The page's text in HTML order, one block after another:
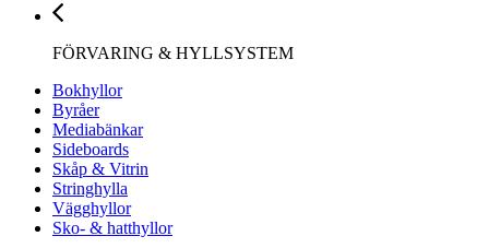
FÖRVARING & HYLLSYSTEM
Bokhyllor
Byråer
Mediabänkar
Sideboards
Skåp & Vitrin
Stringhylla
Vägghyllor
Sko- & hatthyllor